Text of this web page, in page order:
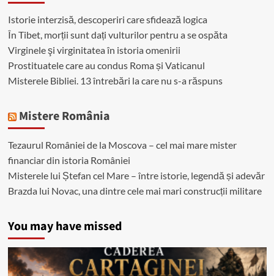
Istorie interzisă, descoperiri care sfidează logica
În Tibet, morții sunt dați vulturilor pentru a se ospăta
Virginele şi virginitatea în istoria omenirii
Prostituatele care au condus Roma și Vaticanul
Misterele Bibliei. 13 întrebări la care nu s-a răspuns
Mistere România
Tezaurul României de la Moscova – cel mai mare mister
financiar din istoria României
Misterele lui Ștefan cel Mare – între istorie, legendă și adevăr
Brazda lui Novac, una dintre cele mai mari construcții militare
You may have missed